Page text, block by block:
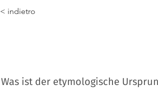
< indietro
Was ist der etymologische